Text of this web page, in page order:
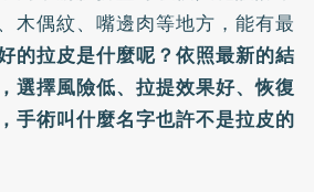
木偶紋、嘴邊肉等地方，能有最
的拉皮是什麼呢？依照最新的結
選擇風險低、拉提效果好、恢復
手術叫什麼名字也許不是拉皮的